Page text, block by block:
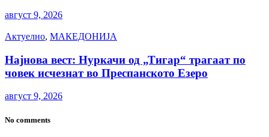
август 9, 2026
Актуелно, МАКЕДОНИЈА
Најнова вест: Нуркачи од „Тигар“ трагаат по
човек исчезнат во Преспанското Езеро
август 9, 2026
No comments